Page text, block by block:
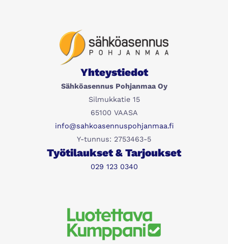
Yhteystiedot
Sähköasennus Pohjanmaa Oy
Silmukkatie 15
65100 VAASA
info@sahkoasennuspohjanmaa.fi
Y-tunnus: 2753463-5
Työtilaukset & Tarjoukset
029 123 0340